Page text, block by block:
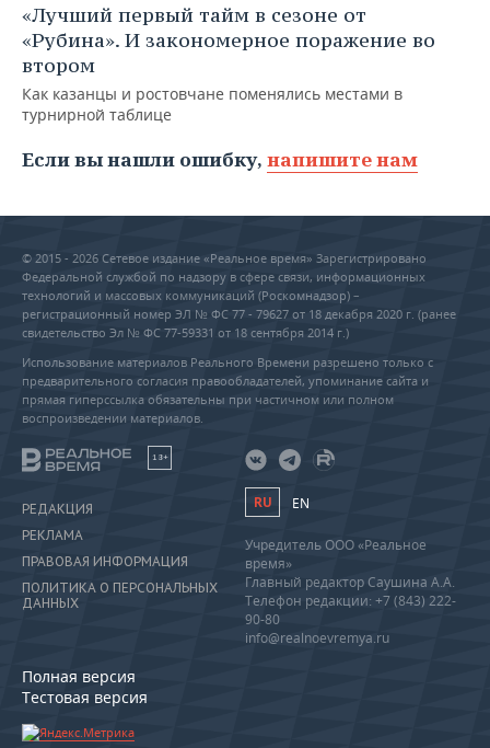
«Лучший первый тайм в сезоне от
«Рубина». И закономерное поражение во
втором
Как казанцы и ростовчане поменялись местами в
турнирной таблице
Если вы нашли ошибку, напишите нам
© 2015 - 2026 Сетевое издание «Реальное время» Зарегистрировано
Федеральной службой по надзору в сфере связи, информационных
технологий и массовых коммуникаций (Роскомнадзор) –
регистрационный номер ЭЛ № ФС 77 - 79627 от 18 декабря 2020 г. (ранее
свидетельство Эл № ФС 77-59331 от 18 сентября 2014 г.)
Использование материалов Реального Времени разрешено только с
предварительного согласия правообладателей, упоминание сайта и
прямая гиперссылка обязательны при частичном или полном
воспроизведении материалов.
18+
РЕДАКЦИЯ
РЕКЛАМА
ПРАВОВАЯ ИНФОРМАЦИЯ
ПОЛИТИКА О ПЕРСОНАЛЬНЫХ
ДАННЫХ
Полная версия
Тестовая версия
RU EN
Учредитель ООО «Реальное
время»
Главный редактор Саушина А.А.
Телефон редакции: +7 (843) 222-
90-80
info@realnoevremya.ru